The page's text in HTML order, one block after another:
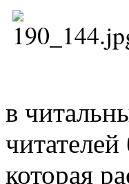
в
которая